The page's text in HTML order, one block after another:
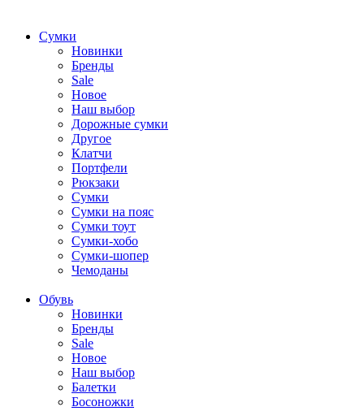
Cумки
Новинки
Бренды
Sale
Новое
Наш выбор
Дорожные сумки
Другое
Клатчи
Портфели
Рюкзаки
Сумки
Сумки на пояс
Сумки тоут
Сумки-хобо
Сумки-шопер
Чемоданы
Обувь
Новинки
Бренды
Sale
Новое
Наш выбор
Балетки
Босоножки